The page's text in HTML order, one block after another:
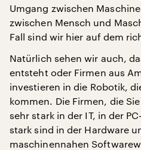
Umgang zwischen
zwischen Mensch und
Fall sind wir hier auf dem
Natürlich sehen wir auch,
entsteht oder Firmen aus
investieren in die Robotik,
kommen. Die Firmen, die
sehr stark in der IT, in der
stark sind in der Hardware
maschinennahen